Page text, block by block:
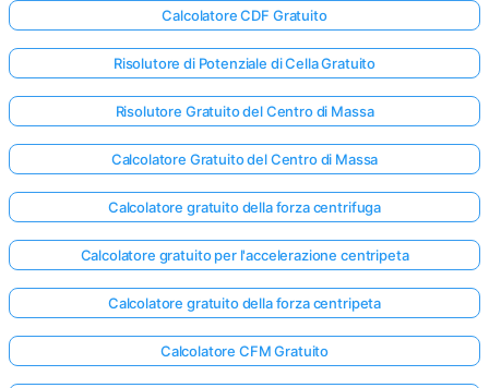
Calcolatore CDF Gratuito
Risolutore di Potenziale di Cella Gratuito
Risolutore Gratuito del Centro di Massa
Calcolatore Gratuito del Centro di Massa
Calcolatore gratuito della forza centrifuga
Calcolatore gratuito per l'accelerazione centripeta
Calcolatore gratuito della forza centripeta
Calcolatore CFM Gratuito